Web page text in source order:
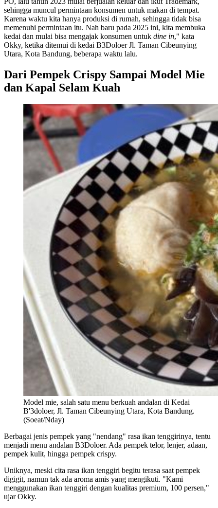
sehingga muncul permintaan konsumen untuk makan di tempat.
Karena waktu kita hanya produksi di rumah, sehingga tidak bisa
memenuhi permintaan itu. Nah baru pada 2025 ini, kita membuka
kedai dan mulai bisa mengajak konsumen untuk dine in," kata
Okky, ketika ditemui di kedai B3Doloer Jl. Taman Cibeunying
Utara, Kota Bandung, beberapa waktu lalu.
Dari Pempek Crispy Sampai Model Mie
dan Kapal Selam Kuah
Model mie, salah satu menu berkuah andalan di Kedai
B'3doloer, Jl. Taman Cibeunying Utara, Kota Bandung.
(Soeat/Nday)
Berbagai jenis pempek yang "nendang" rasa ikan tenggirinya, tentu
menjadi menu andalan B3Doloer. Ada pempek telor, lenjer, adaan,
pempek kulit, hingga pempek crispy.
Uniknya, meski cita rasa ikan tenggiri begitu terasa saat pempek
digigit, namun tak ada aroma amis yang mengikuti. "Kami
menggunakan ikan tenggiri dengan kualitas premium, 100 persen,"
ujar Okky.